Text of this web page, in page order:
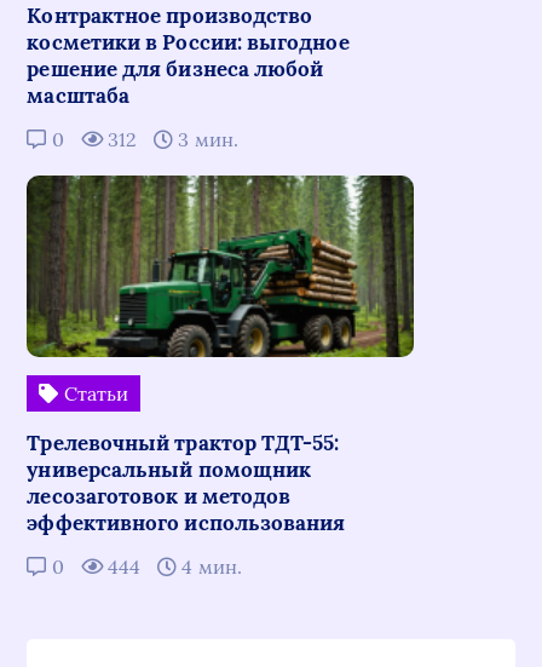
Контрактное производство
косметики в России: выгодное
решение для бизнеса любой
масштаба
0 312 3 мин.
Статьи
Трелевочный трактор ТДТ-55:
универсальный помощник
лесозаготовок и методов
эффективного использования
0 444 4 мин.